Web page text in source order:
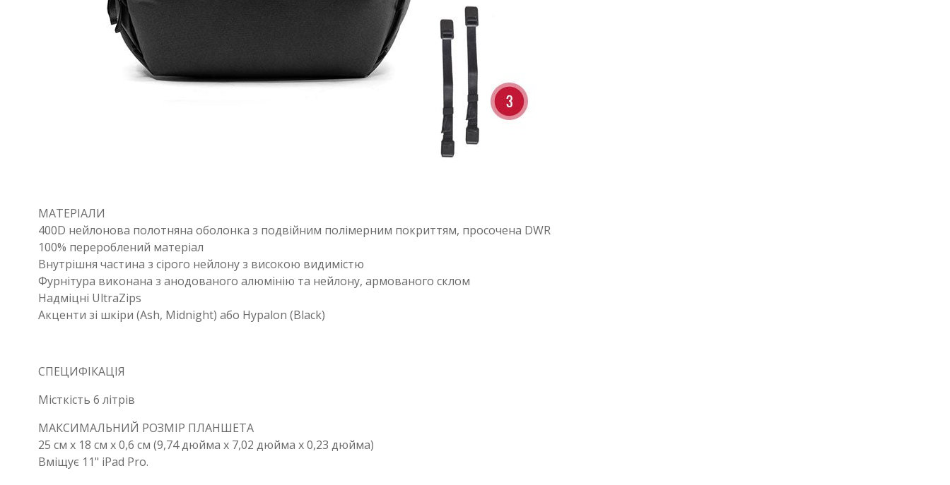
МАТЕРІАЛИ
400D нейлонова полотняна оболонка з подвійним полімерним покриттям, просочена DWR
100% перероблений матеріал
Внутрішня частина з сірого нейлону з високою видимістю
Фурнітура виконана з анодованого алюмінію та нейлону, армованого склом
Надміцні UltraZips
Акценти зі шкіри (Ash, Midnight) або Hypalon (Black)
СПЕЦИФІКАЦІЯ
Місткість 6 літрів
МАКСИМАЛЬНИЙ РОЗМІР ПЛАНШЕТА
25 см x 18 см x 0,6 см (9,74 дюйма x 7,02 дюйма x 0,23 дюйма)
Вміщує 11" iPad Pro.